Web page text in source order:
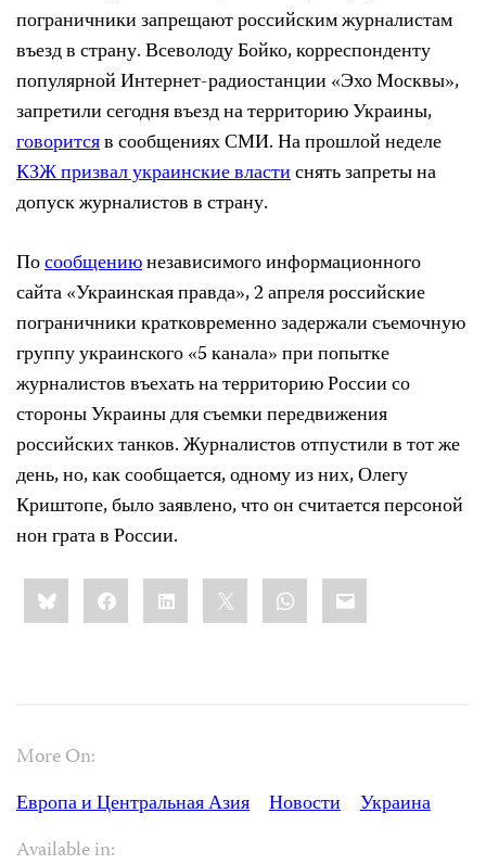
пограничники запрещают российским журналистам
въезд в страну. Всеволоду Бойко, корреспонденту
популярной Интернет-радиостанции «Эхо Москвы»,
запретили сегодня въезд на территорию Украины,
говоритсяв сообщениях СМИ. На прошлой неделе
КЗЖ призвал украинские властиснять запреты на
допуск журналистов в страну.
Посообщениюнезависимого информационного
сайта «Украинская правда», 2 апреля российские
пограничники кратковременно задержали съемочную
группу украинского «5 канала» при попытке
журналистов въехать на территорию России со
стороны Украины для съемки передвижения
российских танков. Журналистов отпустили в тот же
день, но, как сообщается, одному из них, Олегу
Криштопе, было заявлено, что он считается персоной
нон грата в России.
Share
this:BlueskyFacebookLinkedIn WhatsApp
Email
More On:
Европа и Центральная Азия
Новости
Украина
Available in: